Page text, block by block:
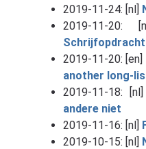
2019-11-24: [nl]
2019-11-20:
Schrijfopdracht
2019-11-20: [en]
another long-
2019-11-18: [nl]
andere niet
2019-11-16: [nl]
2019-10-15: [nl]